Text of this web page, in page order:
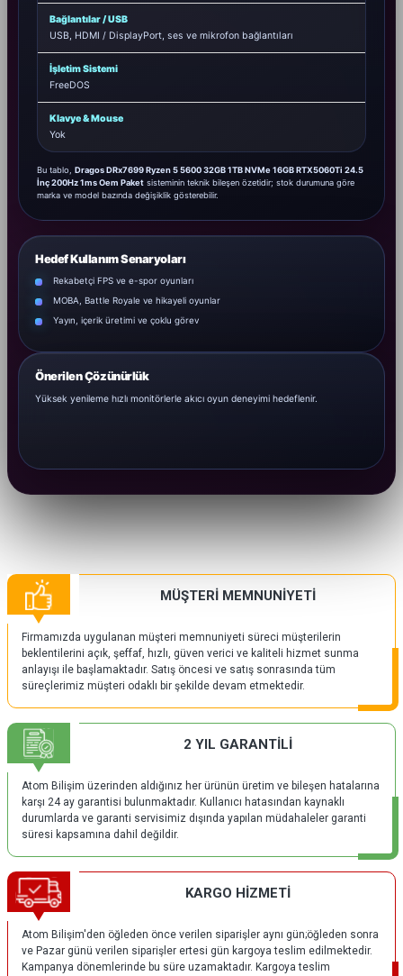
Bağlantılar / USB
USB, HDMI / DisplayPort, ses ve mikrofon bağlantıları
İşletim Sistemi
FreeDOS
Klavye & Mouse
Yok
Bu tablo, Dragos DRx7699 Ryzen 5 5600 32GB 1TB NVMe 16GB RTX5060Ti 24.5
İnç 200Hz 1ms Oem Paket sisteminin teknik bileşen özetidir; stok durumuna göre
marka ve model bazında değişiklik gösterebilir.
Hedef Kullanım Senaryoları
Rekabetçi FPS ve e-spor oyunları
MOBA, Battle Royale ve hikayeli oyunlar
Yayın, içerik üretimi ve çoklu görev
Önerilen Çözünürlük
Yüksek yenileme hızlı monitörlerle akıcı oyun deneyimi hedeflenir.
MÜŞTERİ MEMNUNİYETİ
Firmamızda uygulanan müşteri memnuniyeti süreci müşterilerin
beklentilerini açık, şeffaf, hızlı, güven verici ve kaliteli hizmet sunma
anlayışı ile başlamaktadır. Satış öncesi ve satış sonrasında tüm
süreçlerimiz müşteri odaklı bir şekilde devam etmektedir.
2 YIL GARANTİLİ
Atom Bilişim üzerinden aldığınız her ürünün üretim ve bileşen hatalarına
karşı 24 ay garantisi bulunmaktadır. Kullanıcı hatasından kaynaklı
durumlarda ve garanti servisimiz dışında yapılan müdahaleler garanti
süresi kapsamına dahil değildir.
KARGO HİZMETİ
Atom Bilişim'den öğleden önce verilen siparişler aynı gün;öğleden sonra
ve Pazar günü verilen siparişler ertesi gün kargoya teslim edilmektedir.
Kampanya dönemlerinde bu süre uzamaktadır. Kargoya teslim